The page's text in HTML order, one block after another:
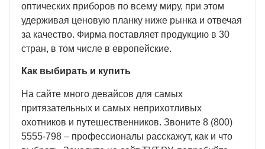
оптических приборов по всему миру, при этом
удерживая ценовую планку ниже рынка и отвечая
за качество. Фирма поставляет продукцию в 30
стран, в том числе в европейские.
Как выбирать и купить
На сайте много девайсов для самых
притязательных и самых неприхотливых
охотников и путешественников. Звоните 8 (800)
5555-798 – профессионалы расскажут, как и что